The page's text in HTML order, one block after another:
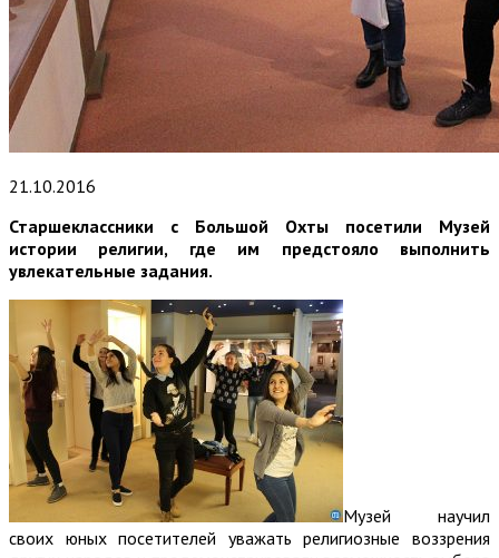
21.10.2016
Старшеклассники с Большой Охты посетили Музей
истории религии, где им предстояло выполнить
увлекательные задания.
Музей научил
своих юных посетителей уважать религиозные воззрения